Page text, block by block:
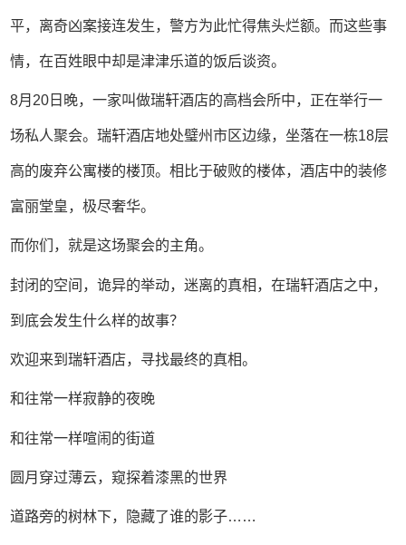
平，离奇凶案接连发生，警方为此忙得焦头烂额。而这些事
情，在百姓眼中却是津津乐道的饭后谈资。
8月20日晚，一家叫做瑞轩酒店的高档会所中，正在举行一
场私人聚会。瑞轩酒店地处璧州市区边缘，坐落在一栋18层
高的废弃公寓楼的楼顶。相比于破败的楼体，酒店中的装修
富丽堂皇，极尽奢华。
而你们，就是这场聚会的主角。
封闭的空间，诡异的举动，迷离的真相，在瑞轩酒店之中，
到底会发生什么样的故事？
欢迎来到瑞轩酒店，寻找最终的真相。
和往常一样寂静的夜晚
和往常一样喧闹的街道
圆月穿过薄云，窥探着漆黑的世界
道路旁的树林下，隐藏了谁的影子……